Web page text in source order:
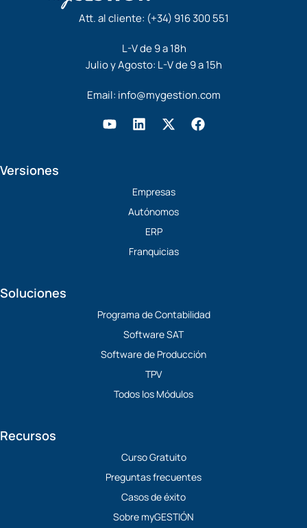
Att. al cliente: (+34) 916 300 551
L-V de 9 a 18h
Julio y Agosto: L-V de 9 a 15h
Email: info@mygestion.com
Y L
d
i
n
X
t
t
e
F
a
Versiones
Empresas
Autónomos
ERP
Franquicias
Soluciones
Programa de Contabilidad
Software SAT
Software de Producción
TPV
Todos los Módulos
Recursos
Curso Gratuito
Preguntas frecuentes
Casos de éxito
Sobre myGESTIÓN